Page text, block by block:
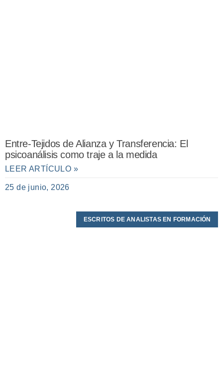
Entre-Tejidos de Alianza y Transferencia: El
psicoanálisis como traje a la medida
LEER ARTÍCULO »
25 de junio, 2026
ESCRITOS DE ANALISTAS EN FORMACIÓN